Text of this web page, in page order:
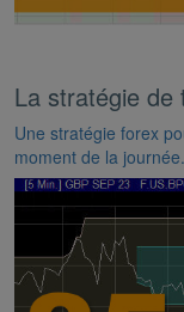
La stratégie de
Une stratégie forex
moment de la journée.